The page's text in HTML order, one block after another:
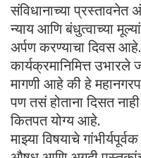
संविधानाच्या प्रस्तावनेत
न्याय आणि बंधुत्वाच्या
अर्पण करण्याचा दिवस
कार्यक्रमानिमित्त
मागणी आहे की हे
पण तसं होताना दिसत
कितपत योग्य आहे.
माझ्या विषयाचे